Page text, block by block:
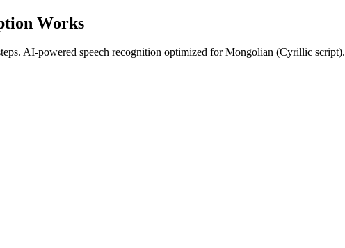
Works
AI-powered speech recognition optimized for Mongolian (Cyrillic script).